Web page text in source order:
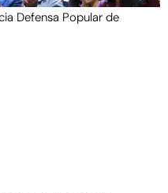
Defensa Popular de